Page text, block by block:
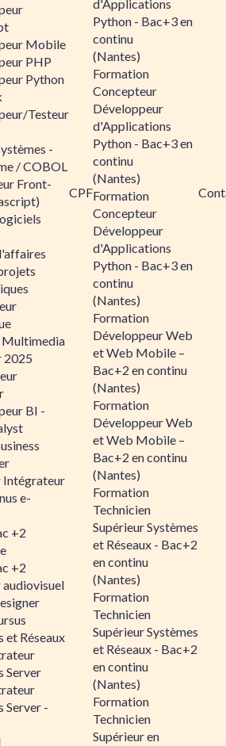
Mobile
PHP
Python
Testeur
-
/ COBOL
Front-
2025
BI -
e-
+2
+2
et Réseaux
Server
Server -
CPF
d'Applications
Python - Bac+3 en
continu
(Nantes)
Formation
Concepteur
Développeur
d'Applications
Python - Bac+3 en
continu
(Nantes)
Formation
Concepteur
Développeur
d'Applications
Python - Bac+3 en
continu
(Nantes)
Formation
Développeur Web
et Web Mobile –
Bac+2 en continu
(Nantes)
Formation
Développeur Web
et Web Mobile –
Bac+2 en continu
(Nantes)
Formation
Technicien
Supérieur Systèmes
et Réseaux - Bac+2
en continu
(Nantes)
Formation
Technicien
Supérieur Systèmes
et Réseaux - Bac+2
en continu
(Nantes)
Formation
Technicien
Supérieur en